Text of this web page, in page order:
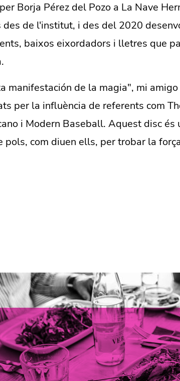
Borja Pérez del Pozo a La Nave
des de l'institut, i des del 2020
baixos eixordadors i lletres que
manifestación de la magia", mi
per la influència de referents com
i Modern Baseball. Aquest disc és
pols, com diuen ells, per trobar la